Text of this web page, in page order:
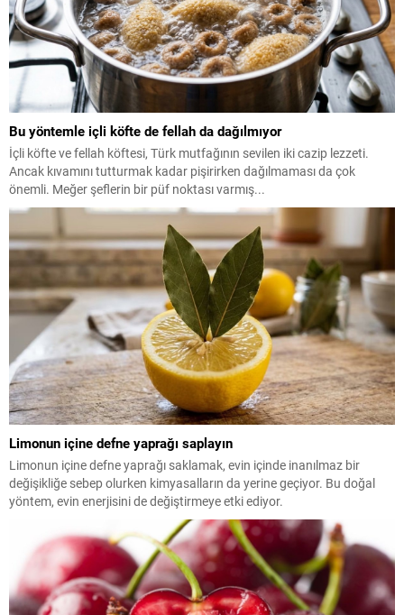
Bu yöntemle içli köfte de fellah da dağılmıyor
İçli köfte ve fellah köftesi, Türk mutfağının sevilen iki cazip lezzeti.
Ancak kıvamını tutturmak kadar pişirirken dağılmaması da çok
önemli. Meğer şeflerin bir püf noktası varmış...
Limonun içine defne yaprağı saplayın
Limonun içine defne yaprağı saklamak, evin içinde inanılmaz bir
değişikliğe sebep olurken kimyasalların da yerine geçiyor. Bu doğal
yöntem, evin enerjisini de değiştirmeye etki ediyor.